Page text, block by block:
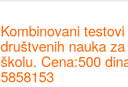
Kombinovani
društvenih nauka
školu. Cena:500
5858153